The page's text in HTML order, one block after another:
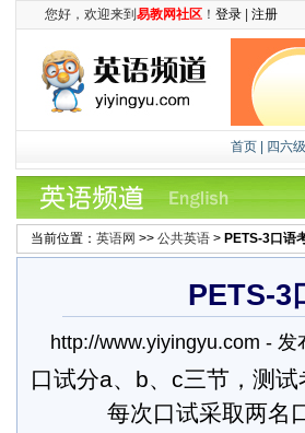
您好，欢迎来到 易教网社区 ！ 登录 注册
首页 四六级
当前位置： 英语网 >> 公共英语 > PETS-3口语
PETS-3
http://www.yiyingyu.com -
口试分a、b、c三节，测
每次口试采取两名口